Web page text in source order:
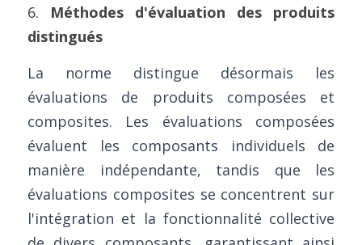
6. Méthodes d'évaluation des produits
distingués
La norme distingue désormais les
évaluations de produits composées et
composites. Les évaluations composées
évaluent les composants individuels de
manière indépendante, tandis que les
évaluations composites se concentrent sur
l'intégration et la fonctionnalité collective